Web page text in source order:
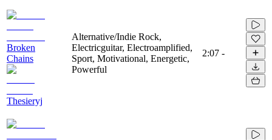
Broken
Chains
Thesieryj
Alternative/Indie Rock,
Electricguitar, Electroamplified,
Sport, Motivational, Energetic,
Powerful
2:07 -